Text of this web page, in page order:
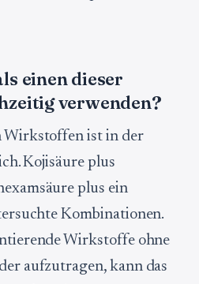
einen dieser
verwenden?
Wirkstoffen ist in der
Kojisäure plus
plus ein
Kombinationen.
Wirkstoffe ohne
aufzutragen, kann das